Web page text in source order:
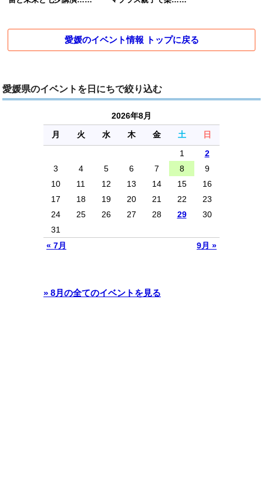
愛媛のイベント情報 トップに戻る
愛媛県のイベントを日にちで絞り込む
2026年8月
月
火 水 木 金 土 日
« 7月 9月 »
1
2
3
4 5 6 7 8
9
10
11 12 13 14 15
16
17
18 19 20 21 22
23
24
25 26 27 28 29
30
31
» 8月の全てのイベントを見る